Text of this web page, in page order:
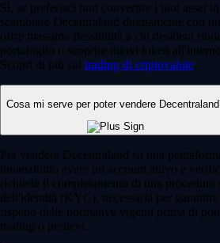
Sì, se preferisci non convertire i tuoi asset
scambiare Decentraland direttamente con
offre massima flessibilità a chi desidera
portafoglio o scoprire nuovi token
Scopri di più sul trading di criptovalute
Cosa mi serve per poter vendere
Per vendere Decentraland su una
innanzitutto avere un account attivo e
richiede il completamento di una procedura
dell'identità (KYC), necessaria per
rispetto delle normative vigenti prima di
trading o prelievi.